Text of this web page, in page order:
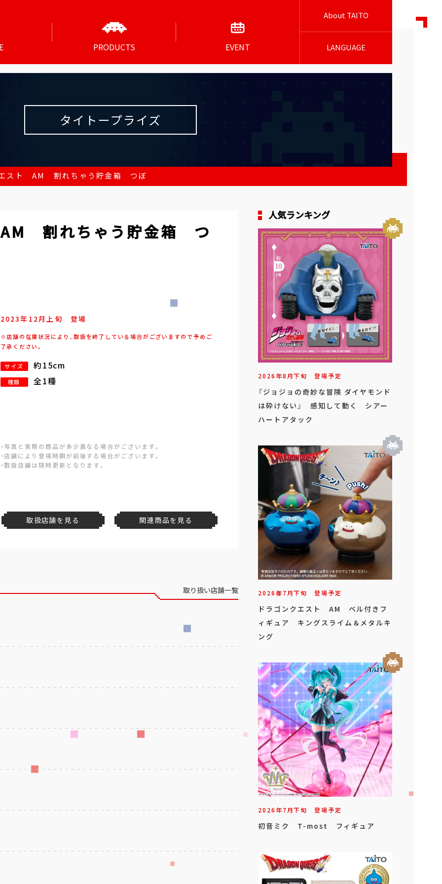
PRODUCTS EVENT
About TAITO
LANGUAGE
タイトープライズ
スト AM 割れちゃう貯金箱 つぼ
割れちゃう貯金箱 つ
2023年 12月上旬 登場
※店舗の在庫状況により、取扱を終了している場合がございますので予めご
了承ください。
サイズ 約15cm
種類 全1種
・写真と実際の商品が多少異なる場合がございます。
・店舗により登場時期が前後する場合がございます。
・取扱店舗は随時更新となります。
取扱店舗を見る 関連商品を見る
取り扱い店舗一覧
人気ランキング
2026年8月下旬 登場予定
『ジョジョの奇妙な冒険 ダイヤモンド
は砕けない』 感知して動く シアー
ハートアタック
2026年7月下旬 登場予定
ドラゴンクエスト AM ベル付きフ
ィギュア キングスライム＆メタルキ
ング
2026年7月下旬 登場予定
初音ミク T-most フィギュア